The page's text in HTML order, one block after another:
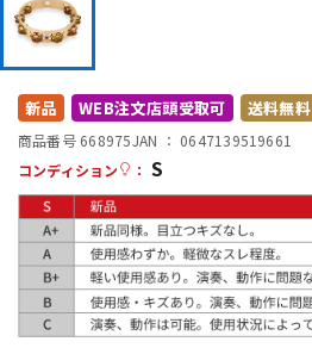
配信/ライブ機器
新品 WEB注文店頭受取可 送料無料
商品番号 668975JAN ： 0647139519661
コンディション
： S